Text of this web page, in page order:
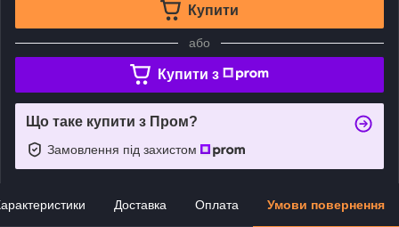
Купити
або
Купити з
Що таке купити з Пром?
Замовлення під захистом
Доставка Оплата Умови повернення